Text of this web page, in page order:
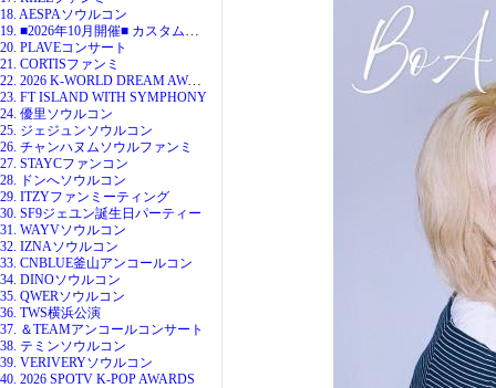
18. AESPAソウルコン
19. ■2026年10月開催■ カスタム代行
20. PLAVEコンサート
21. CORTISファンミ
22. 2026 K-WORLD DREAM AWARDS
23. FT ISLAND WITH SYMPHONY
24. 優里ソウルコン
25. ジェジュンソウルコン
26. チャンハヌムソウルファンミ
27. STAYCファンコン
28. ドンへソウルコン
29. ITZYファンミーティング
30. SF9ジェユン誕生日パーティー
31. WAYVソウルコン
32. IZNAソウルコン
33. CNBLUE釜山アンコールコン
34. DINOソウルコン
35. QWERソウルコン
36. TWS横浜公演
37. ＆TEAMアンコールコンサート
38. テミンソウルコン
39. VERIVERYソウルコン
40. 2026 SPOTV K-POP AWARDS